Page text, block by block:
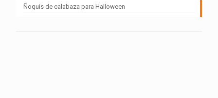
Ñoquis de calabaza para Halloween